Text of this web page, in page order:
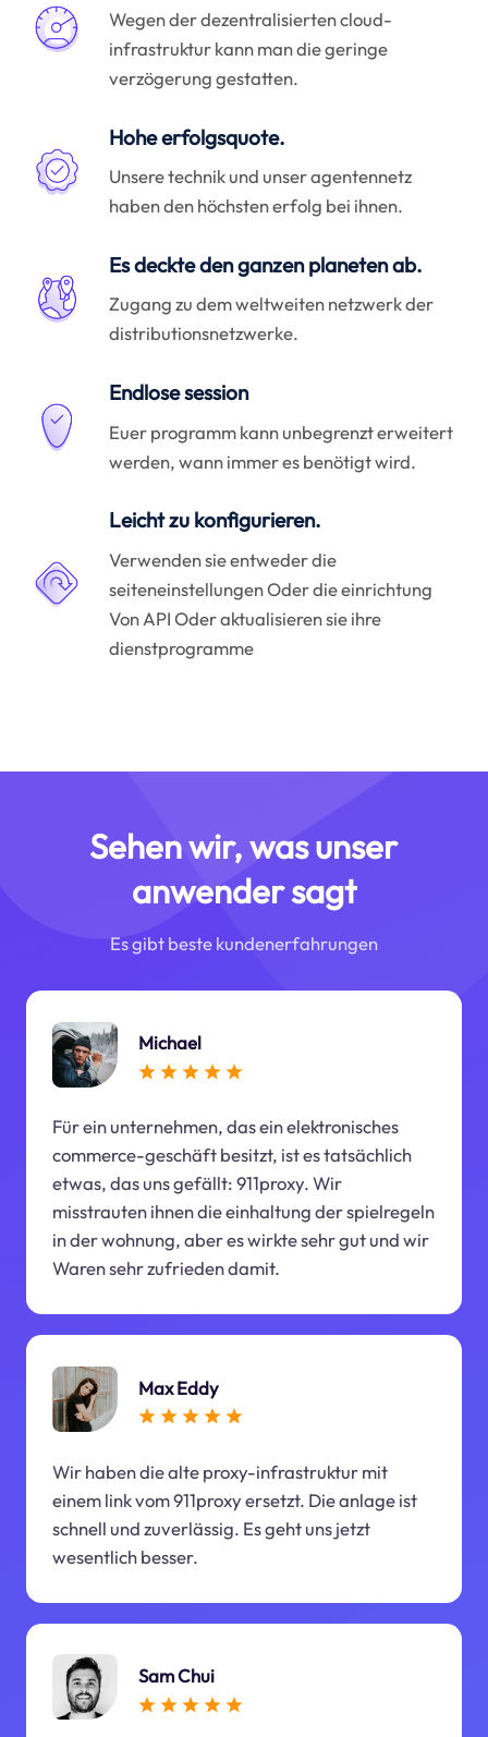
Wegen der dezentralisierten cloud-
infrastruktur kann man die geringe
verzögerung gestatten.
Hohe erfolgsquote.
Unsere technik und unser agentennetz
haben den höchsten erfolg bei ihnen.
Es deckte den ganzen planeten ab.
Zugang zu dem weltweiten netzwerk der
distributionsnetzwerke.
Endlose session
Euer programm kann unbegrenzt erweitert
werden, wann immer es benötigt wird.
Leicht zu konfigurieren.
Verwenden sie entweder die
seiteneinstellungen Oder die einrichtung
Von API Oder aktualisieren sie ihre
dienstprogramme
Sehen wir, was unser
anwender sagt
Es gibt beste kundenerfahrungen
Michael
Für ein unternehmen, das ein elektronisches
commerce-geschäft besitzt, ist es tatsächlich
etwas, das uns gefällt: 911proxy. Wir
misstrauten ihnen die einhaltung der spielregeln
in der wohnung, aber es wirkte sehr gut und wir
Waren sehr zufrieden damit.
Max Eddy
Wir haben die alte proxy-infrastruktur mit
einem link vom 911proxy ersetzt. Die anlage ist
schnell und zuverlässig. Es geht uns jetzt
wesentlich besser.
Sam Chui